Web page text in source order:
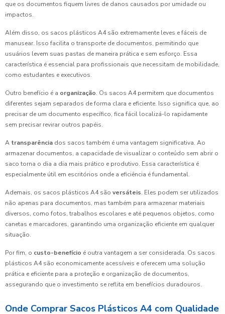
que os documentos fiquem livres de danos causados por umidade ou
impactos.
Além disso, os sacos plásticos A4 são extremamente leves e fáceis de
manusear. Isso facilita o transporte de documentos, permitindo que
usuários levem suas pastas de maneira prática e sem esforço. Essa
característica é essencial para profissionais que necessitam de mobilidade,
como estudantes e executivos.
Outro benefício é a organização. Os sacos A4 permitem que documentos
diferentes sejam separados de forma clara e eficiente. Isso significa que, ao
precisar de um documento específico, fica fácil localizá-lo rapidamente
sem precisar revirar outros papéis.
A transparência dos sacos também é uma vantagem significativa. Ao
armazenar documentos, a capacidade de visualizar o conteúdo sem abrir o
saco torna o dia a dia mais prático e produtivo. Essa característica é
especialmente útil em escritórios onde a eficiência é fundamental.
Ademais, os sacos plásticos A4 são versáteis. Eles podem ser utilizados
não apenas para documentos, mas também para armazenar materiais
diversos, como fotos, trabalhos escolares e até pequenos objetos, como
canetas e marcadores, garantindo uma organização eficiente em qualquer
situação.
Por fim, o custo-benefício é outra vantagem a ser considerada. Os sacos
plásticos A4 são economicamente acessíveis e oferecem uma solução
prática e eficiente para a proteção e organização de documentos,
assegurando que o investimento se reflita em benefícios duradouros.
Onde Comprar Sacos Plásticos A4 com Qualidade